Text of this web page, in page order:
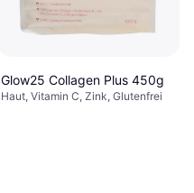
Glow25 Collagen Plus 450g
Haut, Vitamin C, Zink, Glutenfrei